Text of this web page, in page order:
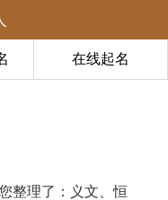
在线起名
整理了：义文、恒